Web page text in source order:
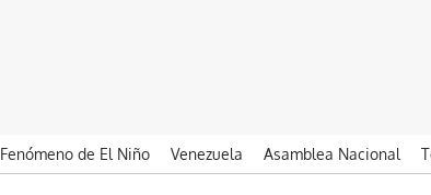
Fenómeno de El Niño Venezuela Asamblea Nacional